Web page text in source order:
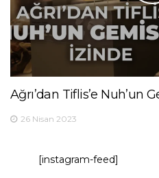
Ağrı’dan Tiflis’e Nuh’un
26 Nisan 2023
[instagram-feed]